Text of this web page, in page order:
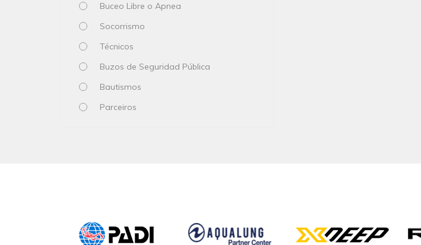
Buceo Libre o Apnea
Socorrismo
Técnicos
Buzos de Seguridad Pública
Bautismos
Parceiros